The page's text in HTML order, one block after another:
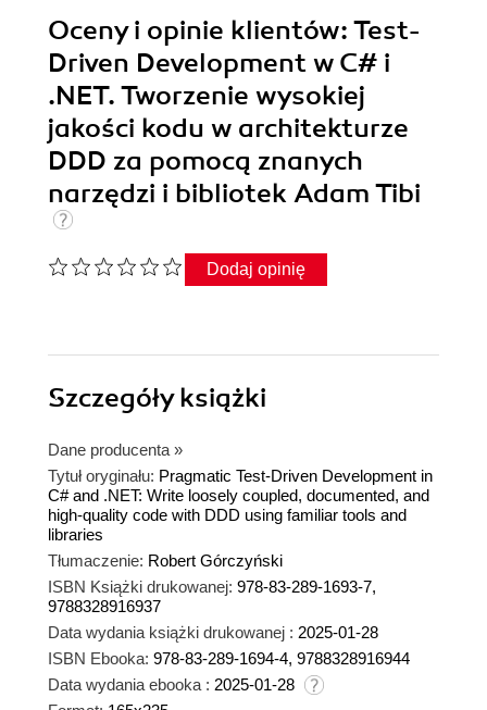
Oceny i opinie klientów: Test-
Driven Development w C# i
.NET. Tworzenie wysokiej
jakości kodu w architekturze
DDD za pomocą znanych
narzędzi i bibliotek Adam Tibi
Dodaj opinię
Szczegółyksiążki
Dane producenta »
Tytuł oryginału: Pragmatic Test-Driven Development in
C# and .NET: Write loosely coupled, documented, and
high-quality code with DDD using familiar tools and
libraries
Tłumaczenie: Robert Górczyński
ISBN Książki drukowanej: 978-83-289-1693-7,
9788328916937
Data wydania książki drukowanej : 2025-01-28
ISBN Ebooka: 978-83-289-1694-4, 9788328916944
Data wydania ebooka : 2025-01-28